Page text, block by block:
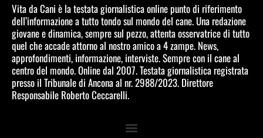
Vita da Cani è la testata giornalistica online punto di riferimento
dell’informazione a tutto tondo sul mondo del cane. Una redazione
giovane e dinamica, sempre sul pezzo, attenta osservatrice di tutto
quel che accade attorno al nostro amico a 4 zampe. News,
approfondimenti, informazione, interviste. Sempre con il cane al
centro del mondo. Online dal 2007. Testata giornalistica registrata
presso il Tribunale di Ancona al nr. 2988/2023. Direttore
Responsabile Roberto Ceccarelli.